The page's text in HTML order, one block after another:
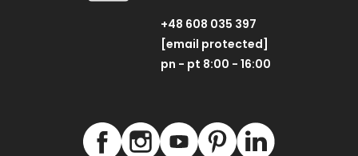
ZOBACZ PRODUKT
+48 608 035 397
[email protected]
pn - pt 8:00 - 16:00